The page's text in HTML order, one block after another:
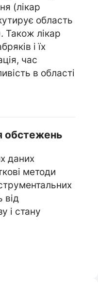
(лікар
область
Також лікар
і їх
час
в області
обстежень
даних
методи
від
і стану